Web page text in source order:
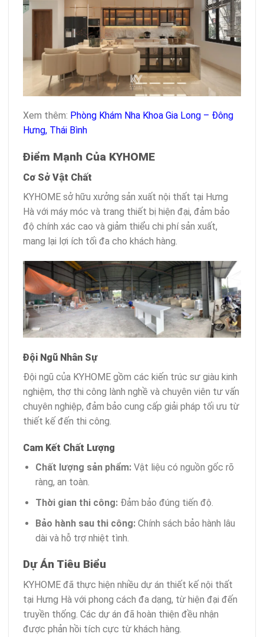
Xem thêm: Phòng Khám Nha Khoa Gia Long – Đông
Hưng, Thái Bình
Điểm Mạnh Của KYHOME
Cơ Sở Vật Chất
KYHOME sở hữu xưởng sản xuất nội thất tại Hưng
Hà với máy móc và trang thiết bị hiện đại, đảm bảo
độ chính xác cao và giảm thiểu chi phí sản xuất,
mang lại lợi ích tối đa cho khách hàng.
Đội Ngũ Nhân Sự
Đội ngũ của KYHOME gồm các kiến trúc sư giàu kinh
nghiệm, thợ thi công lành nghề và chuyên viên tư vấn
chuyên nghiệp, đảm bảo cung cấp giải pháp tối ưu từ
thiết kế đến thi công.
Cam Kết Chất Lượng
Chất lượng sản phẩm:Vật liệu có nguồn gốc rõ
ràng, an toàn.
Thời gian thi công:Đảm bảo đúng tiến độ.
Bảo hành sau thi công:Chính sách bảo hành lâu
dài và hỗ trợ nhiệt tình.
Dự Án Tiêu Biểu
KYHOME đã thực hiện nhiều dự án thiết kế nội thất
tại Hưng Hà với phong cách đa dạng, từ hiện đại đến
truyền thống. Các dự án đã hoàn thiện đều nhận
được phản hồi tích cực từ khách hàng.